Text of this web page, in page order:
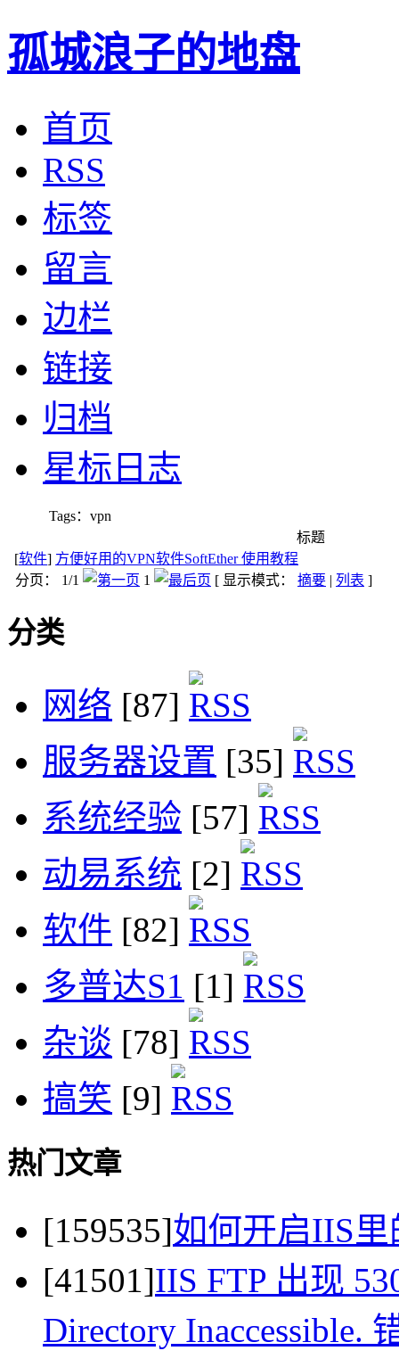
孤城浪子的地盘
首页
RSS
标签
留言
边栏
链接
归档
星标日志
Tags：vpn
标题
[软件] 方便好用的VPN软件SoftEther 使用教程
分页： 1/1
1 [ 显示模式： 摘要 | 列表 ]
分类
网络 [87]
服务器设置 [35]
系统经验 [57]
动易系统 [2]
软件 [82]
多普达S1 [1]
杂谈 [78]
搞笑 [9]
热门文章
[159535]如何开启IIS里
[41501]IIS FTP 出现
Directory Inaccessible.